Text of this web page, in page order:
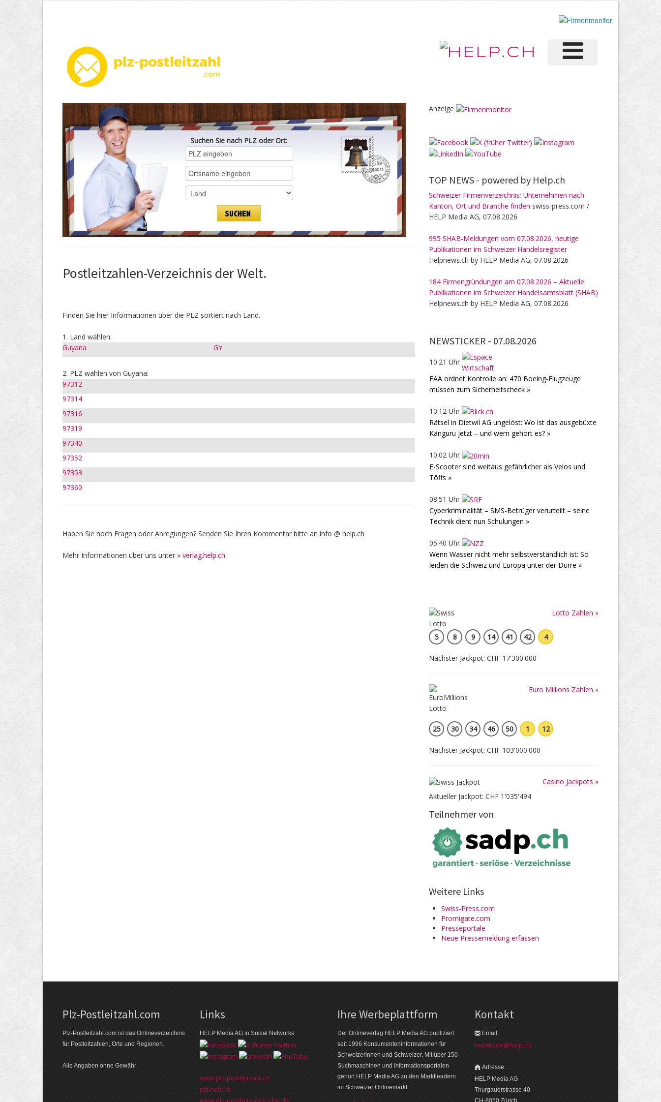
Suchen Sie nach PLZ oder Ort:
Postleitzahlen-Verzeichnis der Welt.
Finden Sie hier Informationen über die PLZ sortiert nach Land.
1. Land wählen:
Guyana
GY
2. PLZ wählen von Guyana:
97312
97314
97316
97319
97340
97352
97353
97360
Haben Sie noch Fragen oder Anregungen? Senden Sie Ihren Kommentar bitte an info @ help.ch
Mehr Informationen über uns unter » verlag.help.ch
Anzeige
TOP NEWS - powered by Help.ch
Schweizer Firmenverzeichnis: Unternehmen nach
Kanton, Ort und Branche finden swiss-press.com /
HELP Media AG, 07.08.2026
995 SHAB-Meldungen vom 07.08.2026, heutige
Publikationen im Schweizer Handelsregister
Helpnews.ch by HELP Media AG, 07.08.2026
184 Firmengründungen am 07.08.2026 – Aktuelle
Publikationen im Schweizer Handelsamtsblatt (SHAB)
Helpnews.ch by HELP Media AG, 07.08.2026
NEWSTICKER - 07.08.2026
10:21 Uhr
FAA ordnet Kontrolle an: 470 Boeing-Flugzeuge
müssen zum Sicherheitscheck »
10:12 Uhr
Rätsel in Dietwil AG ungelöst: Wo ist das ausgebüxte
Känguru jetzt – und wem gehört es? »
10:02 Uhr
E-Scooter sind weitaus gefährlicher als Velos und
Töffs »
08:51 Uhr
Cyberkriminalität – SMS-Betrüger verurteilt – seine
Technik dient nun Schulungen »
05:40 Uhr
Wenn Wasser nicht mehr selbstverständlich ist: So
leiden die Schweiz und Europa unter der Dürre »
Lotto Zahlen »
5 8 9 14 41 42 4
Nächster Jackpot: CHF 17'300'000
Euro Millions Zahlen »
25 30 34 46 50 1 12
Nächster Jackpot: CHF 103'000'000
Casino Jackpots »
Aktueller Jackpot: CHF 1'035'494
Teilnehmer von
Weitere Links
Swiss-Press.com
Promigate.com
Presseportale
Neue Pressemeldung erfassen
Plz-Postleitzahl.com
Plz-Postleitzahl.com ist das Onlineverzeichnis
für Postleitzahlen, Orte und Regionen.
Alle Angaben ohne Gewähr
Links
HELP Media AG in Social Networks
www.plz-postleitzahl.ch
plz.help.ch
Ihre Werbeplattform
Der Onlineverlag HELP Media AG publiziert
seit 1996 Konsumenten­informationen für
Schweizerinnen und Schweizer. Mit über 150
Suchmaschinen und Informations­portalen
gehört HELP Media AG zu den Markt­leadern
im Schweizer Onlinemarkt.
Kontakt
Email:
redaktion@help.ch
Adresse:
HELP Media AG
Thurgauerstrasse 40
CH-8050 Zürich